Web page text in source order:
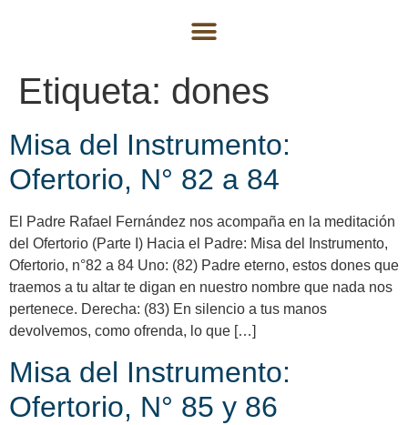
Etiqueta: dones
Misa del Instrumento:
Ofertorio, N° 82 a 84
El Padre Rafael Fernández nos acompaña en la meditación
del Ofertorio (Parte I) Hacia el Padre: Misa del Instrumento,
Ofertorio, n°82 a 84 Uno: (82) Padre eterno, estos dones que
traemos a tu altar te digan en nuestro nombre que nada nos
pertenece. Derecha: (83) En silencio a tus manos
devolvemos, como ofrenda, lo que […]
Misa del Instrumento:
Ofertorio, N° 85 y 86